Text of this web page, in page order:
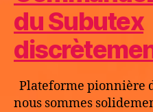
du Subutex
Plateforme pionnière
nous sommes